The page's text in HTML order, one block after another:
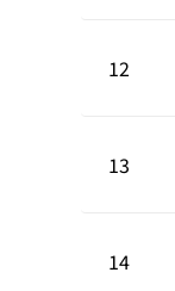
12
13
14